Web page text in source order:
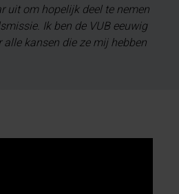
uit om hopelijk deel te nemen
Ik ben de VUB eeuwig
alle kansen die ze mij hebben